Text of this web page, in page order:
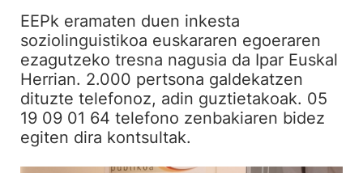
EEPk eramaten duen inkesta
soziolinguistikoa euskararen egoeraren
ezagutzeko tresna nagusia da Ipar Euskal
Herrian. 2.000 pertsona galdekatzen
dituzte telefonoz, adin guztietakoak. 05
19 09 01 64 telefono zenbakiaren bidez
egiten dira kontsultak.